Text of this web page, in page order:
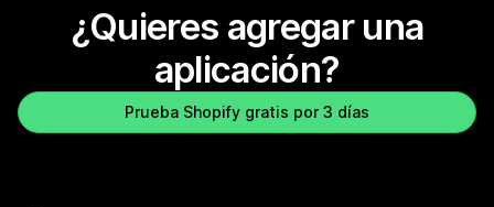
¿Quieres agregar una
aplicación?
Prueba Shopify gratis por 3 días